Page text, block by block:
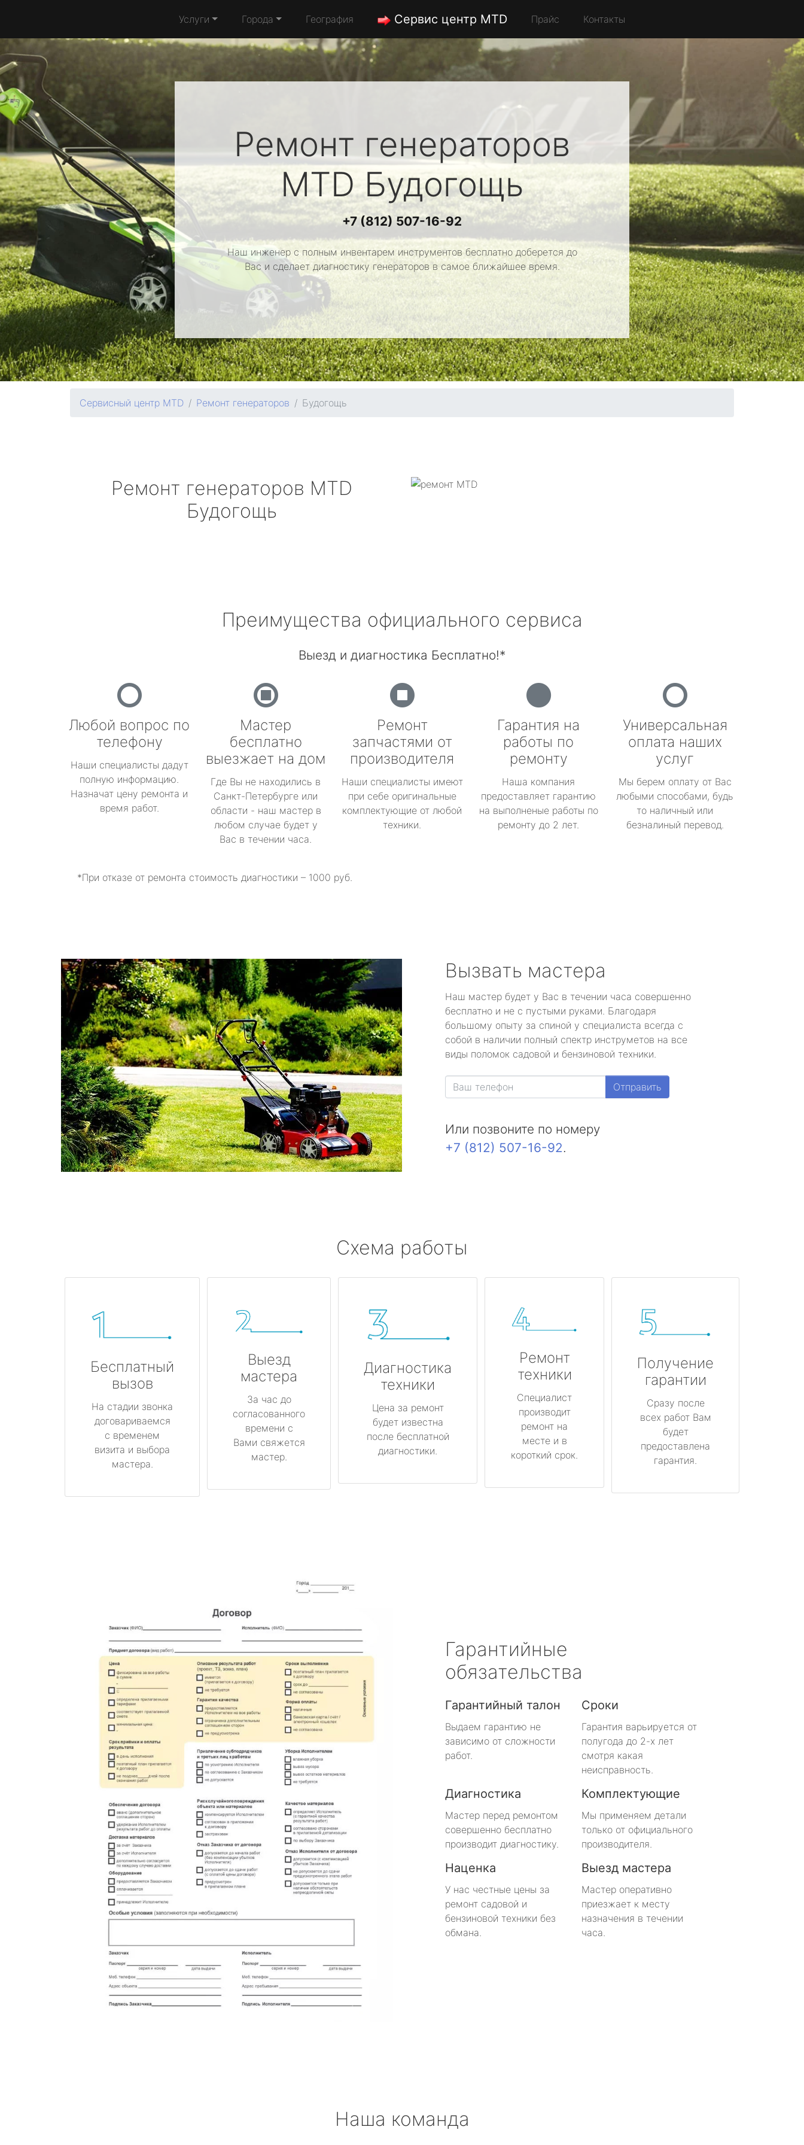
Услуги Города География Сервис центр MTD Прайс Контакты
Ремонт генераторов
MTDБудогощь
+7 (812) 507-16-92
Наш инженер с полным инвентарем инструментов бесплатно доберется до
Вас и сделает диагностику генераторов в самое ближайшее время.
Сервисный центр MTD Ремонт генераторов Будогощь
Ремонт генераторов MTD
Будогощь
Преимущества официального сервиса
Выезд и диагностика Бесплатно!*
Любой вопрос по
телефону
Наши специалисты дадут
полную информацию.
Назначат цену ремонта и
время работ.
Мастер
бесплатно
выезжает на дом
Где Вы не находились в
Санкт-Петербурге или
области - наш мастер в
любом случае будет у
Вас в течении часа.
Ремонт
запчастями от
производителя
Наши специалисты имеют
при себе оригинальные
комплектующие от любой
техники.
Гарантия на
работы по
ремонту
Наша компания
предоставляет гарантию
на выполненые работы по
ремонту до 2 лет.
Универсальная
оплата наших
услуг
Мы берем оплату от Вас
любыми способами, будь
то наличный или
безналиный перевод.
*При отказе от ремонта стоимость диагностики – 1000 руб.
Вызвать мастера
Наш мастер будет у Вас в течении часа совершенно
бесплатно и не с пустыми руками. Благодаря
большому опыту за спиной у специалиста всегда с
собой в наличии полный спектр инструметов на все
виды поломок садовой и бензиновой техники.
Отправить
Или позвоните по номеру
+7 (812) 507-16-92.
Схема работы
Бесплатный
вызов
На стадии звонка
договариваемся
с временем
визита и выбора
мастера.
Выезд
мастера
За час до
согласованного
времени с
Вами свяжется
мастер.
Диагностика
техники
Цена за ремонт
будет известна
после бесплатной
диагностики.
Ремонт
техники
Специалист
производит
ремонт на
месте и в
короткий срок.
Получение
гарантии
Сразу после
всех работ Вам
будет
предоставлена
гарантия.
Гарантийные
обязательства
Гарантийный талон
Выдаем гарантию не
зависимо от сложности
работ.
Сроки
Гарантия варьируется от
полугода до 2-х лет
смотря какая
неисправность.
Диагностика
Мастер перед ремонтом
совершенно бесплатно
производит диагностику.
Комплектующие
Мы применяем детали
только от официального
производителя.
Наценка
У нас честные цены за
ремонт садовой и
бензиновой техники без
обмана.
Выезд мастера
Мастер оперативно
приезжает к месту
назначения в течении
часа.
Наша команда